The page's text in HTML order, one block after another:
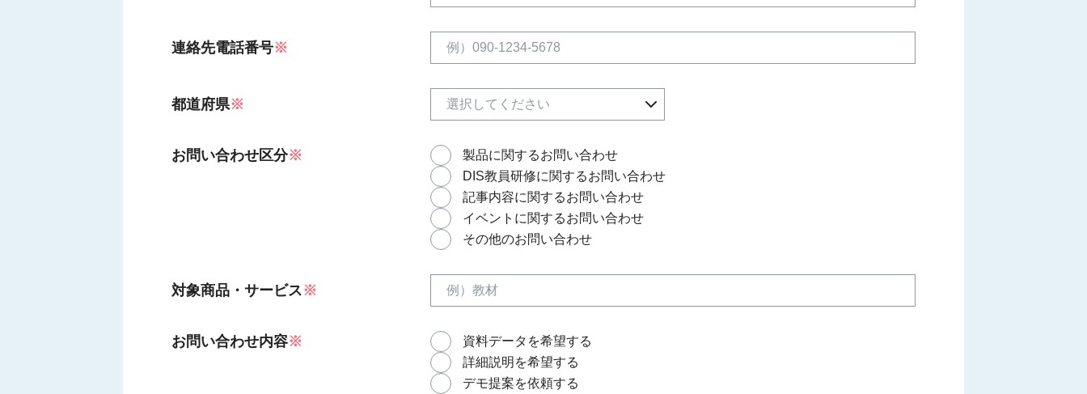
連絡先電話番号※
都道府県※
お問い合わせ区分※
製品に関するお問い合わせ
DIS教員研修に関するお問い合わせ
記事内容に関するお問い合わせ
イベントに関するお問い合わせ
その他のお問い合わせ
対象商品・サービス※
お問い合わせ内容※
資料データを希望する
詳細説明を希望する
デモ提案を依頼する